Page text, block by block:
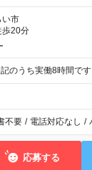
い市
歩20分
※表記のうち実働8時間です
不要 / 電話対応なし /
応募する